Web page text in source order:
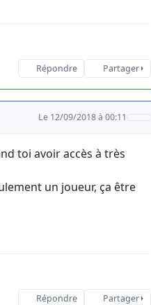
Répondre Partager
Le 12/09/2018 à 00:11
toi avoir accès à très
un joueur, ça être
Répondre Partager